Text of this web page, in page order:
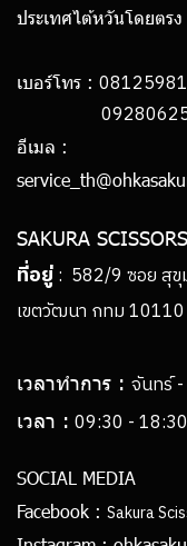
ประเทศไต้หวันโดยตรง
เบอร์โทร :
อีเมล :
SAKURA
ที่อยู่: 582/9 ซอย สุขุ
เขตวัฒนา กทม 10110
เวลาทำการ : จันทร์
เวลา : 09:30 -
SOCIAL MEDIA
Facebook : Sakura